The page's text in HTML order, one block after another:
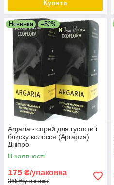
Купити
Новинка –52%
Argaria - спрей для густоти і
блиску волосся (Аргария)
Дніпро
В наявності
175 ₴/упаковка
365 ₴/упаковка